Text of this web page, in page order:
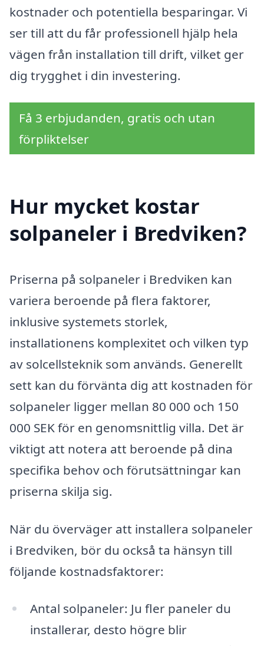
kostnader och potentiella besparingar. Vi
ser till att du får professionell hjälp hela
vägen från installation till drift, vilket ger
dig trygghet i din investering.
Få 3 erbjudanden, gratis och utan
förpliktelser
Hur mycket kostar
solpaneler i Bredviken?
Priserna på solpaneler i Bredviken kan
variera beroende på flera faktorer,
inklusive systemets storlek,
installationens komplexitet och vilken typ
av solcellsteknik som används. Generellt
sett kan du förvänta dig att kostnaden för
solpaneler ligger mellan 80 000 och 150
000 SEK för en genomsnittlig villa. Det är
viktigt att notera att beroende på dina
specifika behov och förutsättningar kan
priserna skilja sig.
När du överväger att installera solpaneler
i Bredviken, bör du också ta hänsyn till
följande kostnadsfaktorer:
Antal solpaneler: Ju fler paneler du
installerar, desto högre blir